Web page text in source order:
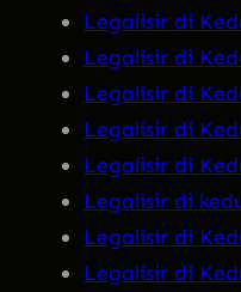
Legalisir di
Legalisir di
Legalisir di
Legalisir di
Legalisir di
Legalisir di
Legalisir di
Legalisir di